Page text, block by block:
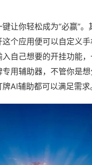
让你轻松成为“必赢”。
个应用便可以自定义
自己想要的开挂功能
用辅助器，不管你是
AI辅助都可以满足需求